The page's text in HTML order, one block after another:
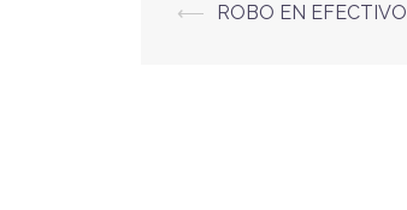
⟵ ROBO EN EFECTIVO